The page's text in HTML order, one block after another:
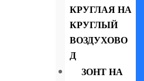
КРУГЛАЯ НА
КРУГЛЫЙ
ВОЗДУХОВО
Д
ЗОНТ НА